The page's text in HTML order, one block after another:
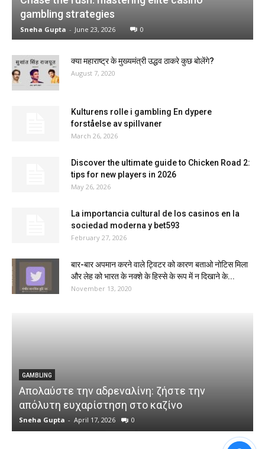
gambling strategies
Sneha Gupta - June 23, 2026 0
क्या महाराष्ट्र के मुख्यमंत्री उद्धव ठाकरे कुछ बोलेंगे?
August 7, 2020
Kulturens rolle i gambling En dypere
forståelse av spillvaner
March 26, 2026
Discover the ultimate guide to Chicken Road 2:
tips for new players in 2026
May 26, 2026
La importancia cultural de los casinos en la
sociedad moderna y bet593
February 27, 2026
बार-बार अपमान करने वाले ट्विटर को कारण बताओ नोटिस मिला
और लेह को भारत के नक्शे के हिस्से के रूप में न दिखाने के...
November 13, 2020
GAMBLING
Απολαύστε την αδρεναλίνη: ζήστε την
απόλυτη ευχαρίστηση στο καζίνο
Sneha Gupta - April 17, 2026 0